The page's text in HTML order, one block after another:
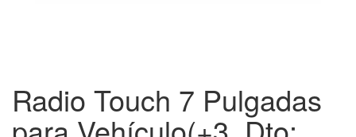
Radio Touch 7 Pulgadas